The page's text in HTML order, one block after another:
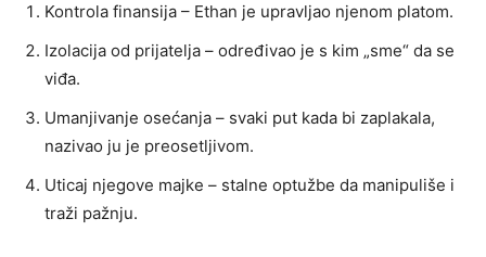
Kontrola finansija – Ethan je upravljao njenom platom.
Izolacija od prijatelja – određivao je s kim „sme“ da se
viđa.
Umanjivanje osećanja – svaki put kada bi zaplakala,
nazivao ju je preosetljivom.
Uticaj njegove majke – stalne optužbe da manipuliše i
traži pažnju.